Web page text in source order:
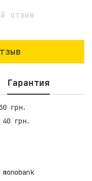
отзыв
Гарантия
грн.
40 грн.